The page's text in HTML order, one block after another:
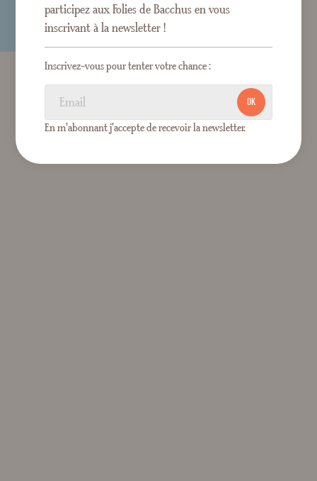
participez aux Folies de Bacchus en vous
inscrivant à la newsletter !
Inscrivez-vous pour tenter votre chance :
OK
En m'abonnant j'accepte de recevoir la newsletter.